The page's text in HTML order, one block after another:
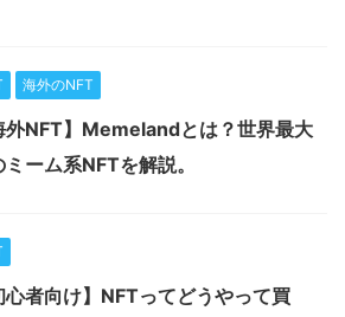
海外のNFT
外NFT】Memelandとは？世界最大
ーム系NFTを解説。
心者向け】NFTってどうやって買